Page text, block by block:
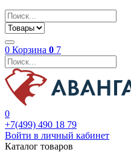
0 Корзина 0 7
0
+7(499) 490 18 79
Войти в личный кабинет
Каталог товаров